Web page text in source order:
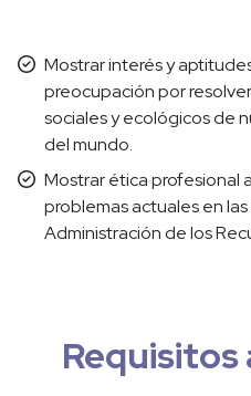
Mostrar interés y
preocupación por
sociales y ecológicos de
del mundo.
Mostrar ética profesional
problemas actuales en
Administración de los
Requisitos